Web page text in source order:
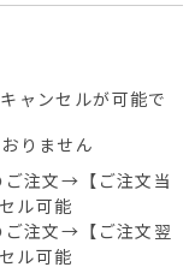
ャンセルが可能で
りません
ご注文→【ご注文当
ル可能
ご注文→【ご注文翌
ル可能